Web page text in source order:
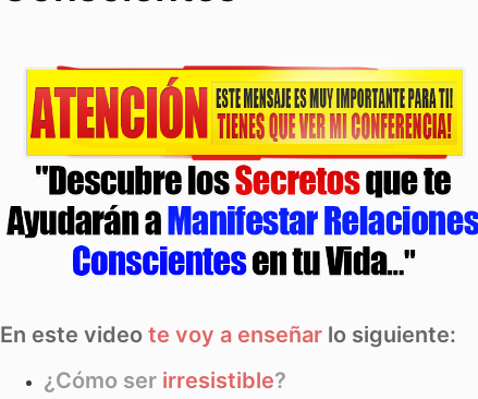
En este video te voy a enseñarlo siguiente:
¿Cómo ser irresistible?